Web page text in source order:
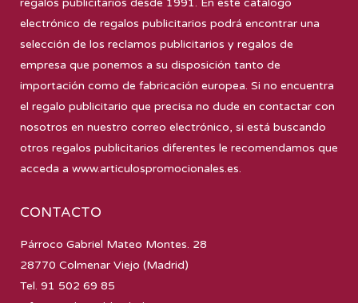
regalos publicitarios desde 1991. En este catálogo
electrónico de regalos publicitarios podrá encontrar una
selección de los reclamos publicitarios y regalos de
empresa que ponemos a su disposición tanto de
importación como de fabricación europea. Si no encuentra
el regalo publicitario que precisa no dude en contactar con
nosotros en nuestro correo electrónico, si está buscando
otros regalos publicitarios diferentes le recomendamos que
acceda a www.articulospromocionales.es.
CONTACTO
Párroco Gabriel Mateo Montes. 28
28770 Colmenar Viejo (Madrid)
Tel. 91 502 69 85